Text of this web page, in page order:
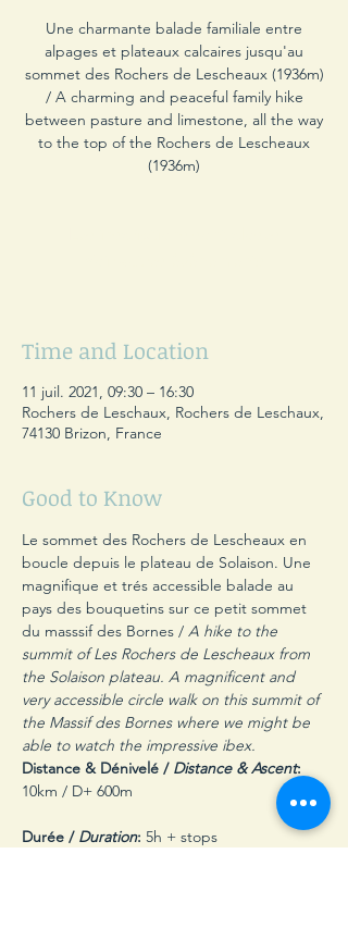
Une charmante balade familiale entre
alpages et plateaux calcaires jusqu'au
sommet des Rochers de Lescheaux (1936m)
/ A charming and peaceful family hike
between pasture and limestone, all the way
to the top of the Rochers de Lescheaux
(1936m)
Time and Location
11 juil. 2021, 09:30 – 16:30
Rochers de Leschaux, Rochers de Leschaux,
74130 Brizon, France
Good to Know
Le sommet des Rochers de Lescheaux en
boucle depuis le plateau de Solaison. Une
magnifique et trés accessible balade au
pays des bouquetins sur ce petit sommet
du masssif des Bornes / A hike to the
summit of Les Rochers de Lescheaux from
the Solaison plateau. A magnificent and
very accessible circle walk on this summit of
the Massif des Bornes where we might be
able to watch the impressive ibex.
Distance & Dénivelé / Distance & Ascent:
10km / D+ 600m
Durée / Duration: 5h + stops